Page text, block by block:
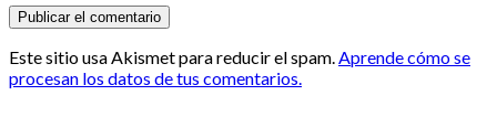
Este sitio usa Akismet para reducir el spam.Aprende cómo se
procesan los datos de tus comentarios.